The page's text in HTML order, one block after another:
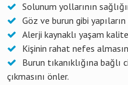
Solunum yollarının
Göz ve burun gibi yapıların
Alerji kaynaklı yaşam
Kişinin rahat nefes
Burun tıkanıklığına
çıkmasını önler.